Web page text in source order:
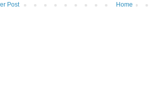
Post Home